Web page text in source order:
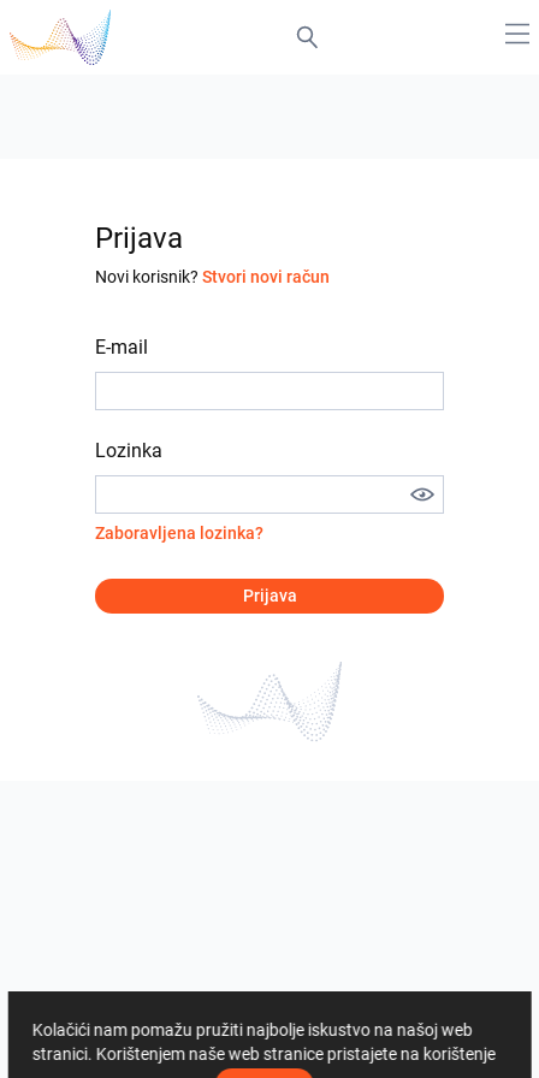
Prijava
Novi korisnik? Stvori novi račun
E-mail
Lozinka
Zaboravljena lozinka?
Prijava
Kolačići nam pomažu pružiti najbolje iskustvo na našoj web
stranici. Korištenjem naše web stranice pristajete na korištenje